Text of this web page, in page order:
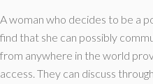
A woman who decides to be a
find that she can possibly
from anywhere in the world
access. They can discuss